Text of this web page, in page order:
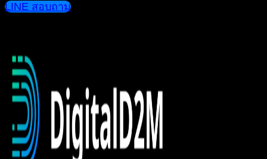
LINE สอบถาม